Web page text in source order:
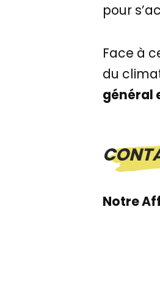
pour
Face à
du
général
Notre